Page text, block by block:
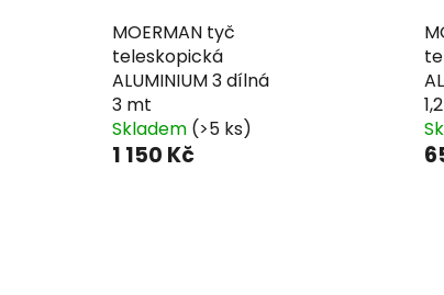
MOERMAN tyč
teleskopická
ALUMINIUM 3 dílná
3 mt
Skladem (>5 ks)
1 150 Kč